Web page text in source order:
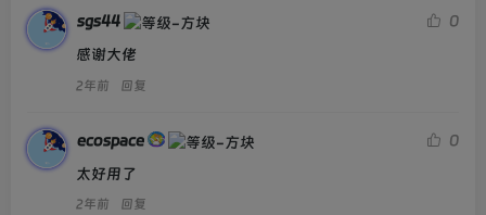
------关注微信公众号：映凡空间------
INVITATION
sgs44
0
感谢大佬
2年前 回复
ecospace
0
太好用了
2年前 回复